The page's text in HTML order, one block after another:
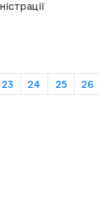
23 24 25 26